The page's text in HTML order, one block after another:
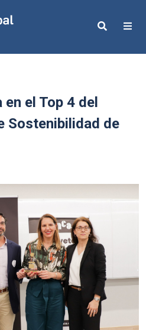
Search
el Top 4 del
Sostenibilidad de